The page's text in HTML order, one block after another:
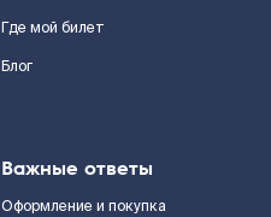
Где мой билет
Блог
Важные ответы
Оформление и покупка